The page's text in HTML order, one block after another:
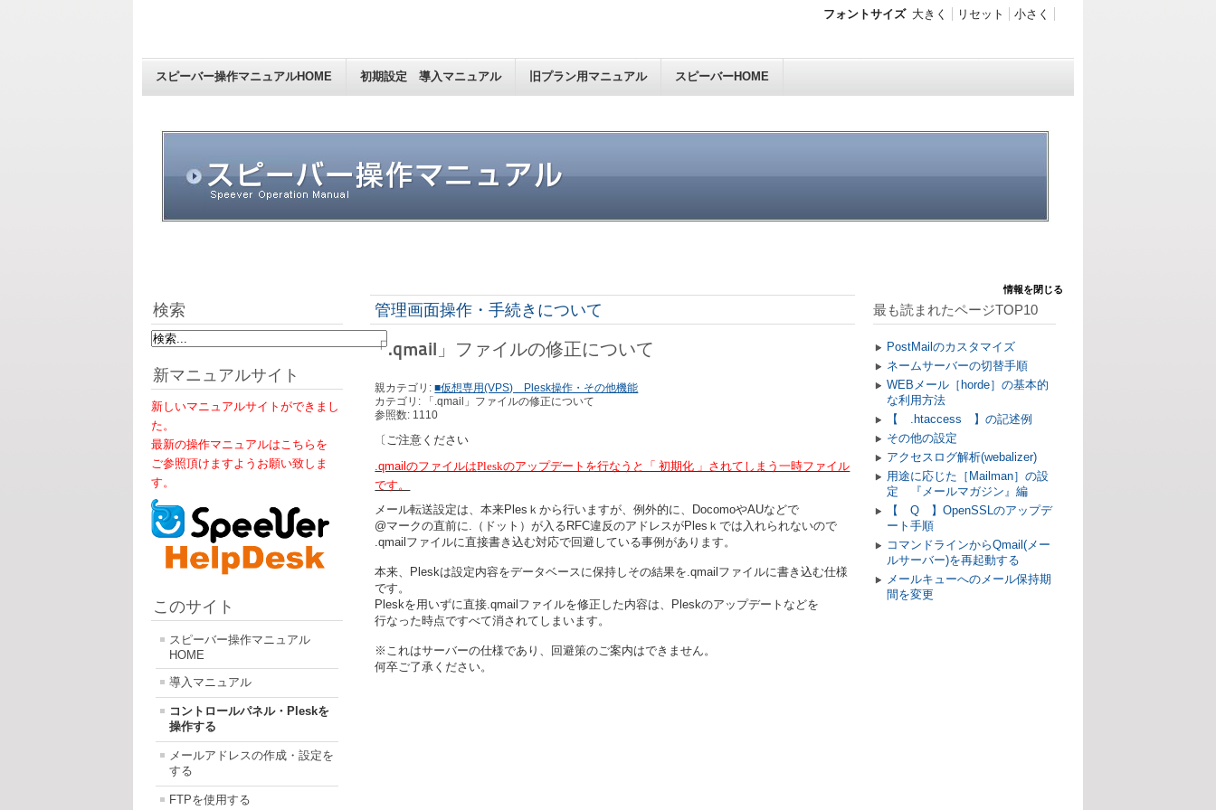
スピーバー操作マニュアルHOME 初期設定 導入マニュアル 旧プラン用マニュアル スピーバーHOME
フォントサイズ 大きく リセット 小さく
検索
新マニュアルサイト
新しいマニュアルサイトができまし
た。
最新の操作マニュアルはこちらを
ご参照頂けますようお願い致しま
す。
このサイト
スピーバー操作マニュアル
HOME
導入マニュアル
コントロールパネル・Pleskを
操作する
メールアドレスの作成・設定を
する
FTPを使用する
管理画面操作・手続きについて
「.qmail」ファイルの修正について
親カテゴリ:■仮想専用(VPS) Plesk操作・その他機能
カテゴリ: 「.qmail」ファイルの修正について
参照数: 1110
〔ご注意ください
.qmailのファイルはPleskのアップデートを行なうと「 初期化 」されてしまう一時ファイル
です。
メール転送設定は、本来Plesｋから行いますが、例外的に、DocomoやAUなどで
@マークの直前に.（ドット）が入るRFC違反のアドレスがPlesｋでは入れられないので
.qmailファイルに直接書き込む対応で回避している事例があります。
本来、Pleskは設定内容をデータベースに保持しその結果を.qmailファイルに書き込む仕様
です。
Pleskを用いずに直接.qmailファイルを修正した内容は、Pleskのアップデートなどを
行なった時点ですべて消されてしまいます。
※これはサーバーの仕様であり、回避策のご案内はできません。
何卒ご了承ください。
情報を閉じる
最も読まれたページTOP10
PostMailのカスタマイズ
ネームサーバーの切替手順
WEBメール［horde］の基本的
な利用方法
【 .htaccess 】の記述例
その他の設定
アクセスログ解析(webalizer)
用途に応じた［Mailman］の設
定 『メールマガジン』編
【 Q 】OpenSSLのアップデ
ート手順
コマンドラインからQmail(メー
ルサーバー)を再起動する
メールキューへのメール保持期
間を変更